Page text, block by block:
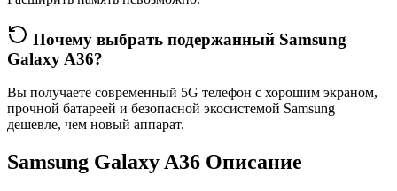
Почему выбрать подержанный Samsung
Galaxy A36?
Вы получаете современный 5G телефон с хорошим экраном,
прочной батареей и безопасной экосистемой Samsung
дешевле, чем новый аппарат.
Samsung Galaxy A36 Описание